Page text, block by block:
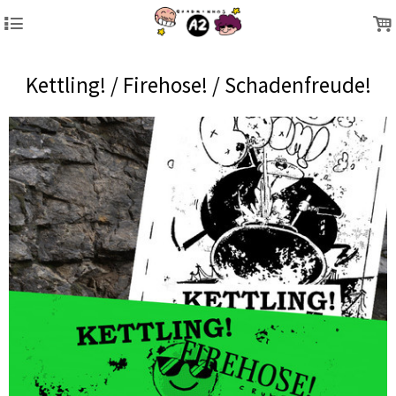
4 .
Kettling! / Firehose! / Schadenfreude!